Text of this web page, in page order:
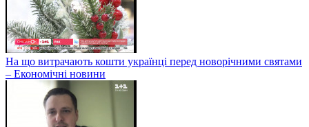
На що витрачають кошти українці перед новорічними святами
– Економічні новини